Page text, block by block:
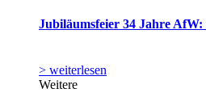
Jubiläumsfeier 34 Jahre
> weiterlesen
Weitere